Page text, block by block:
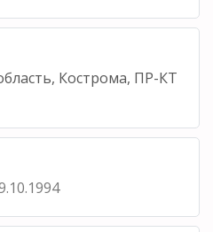
Кострома, ПР-КТ